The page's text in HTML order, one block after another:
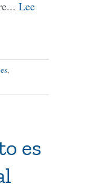
Lee
,
es